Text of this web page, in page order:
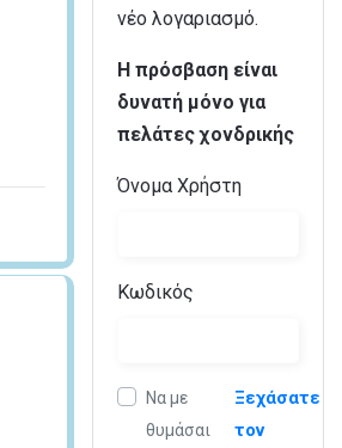
νέο λογαριασμό.
Η πρόσβαση είναι
δυνατή μόνο για
πελάτες χονδρικής
Όνομα Χρήστη
Κωδικός
Να με
θυμάσαι
Ξεχάσατε
τον